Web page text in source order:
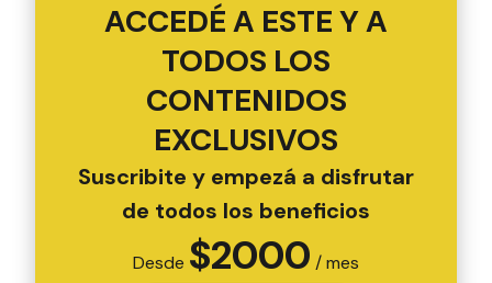
ACCEDÉ A ESTE Y A
TODOS LOS
CONTENIDOS
EXCLUSIVOS
Suscribite y empezá a disfrutar
de todos los beneficios
Desde $2000 / mes